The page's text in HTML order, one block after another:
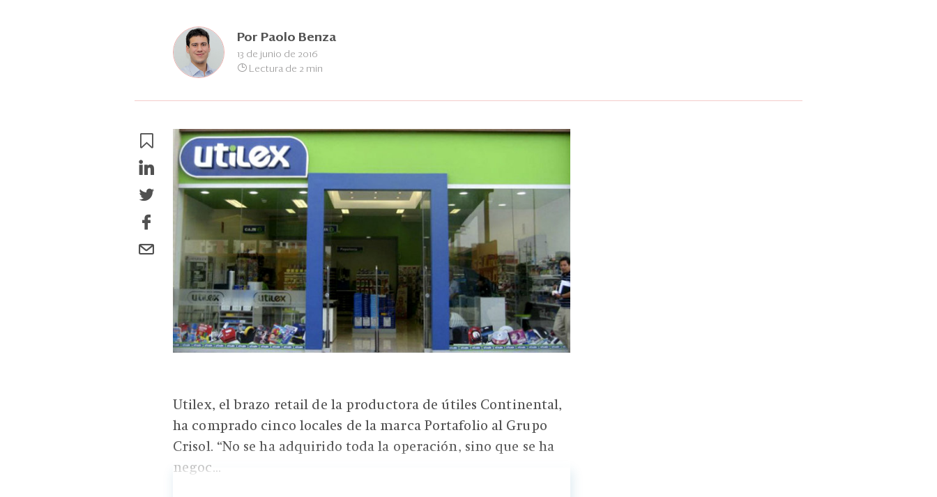
Por Paolo Benza
13 de junio de 2016
Lectura de 2 min
Utilex, el brazo retail de la productora de útiles Continental,
ha comprado cinco locales de la marca Portafolio al Grupo
Crisol. “No se ha adquirido toda la operación, sino que se ha
negoc...